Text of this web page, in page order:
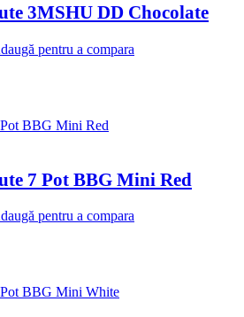
3MSHU DD Chocolate
pentru a compara
7 Pot BBG Mini Red
pentru a compara